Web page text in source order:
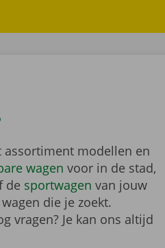
assortiment modellen en
wagen voor in de stad,
de sportwagen van jouw
die je zoekt.
vragen? Je kan ons altijd